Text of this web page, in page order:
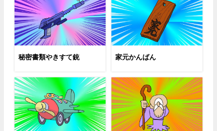
秘密書類やきすて銃 家元かんばん